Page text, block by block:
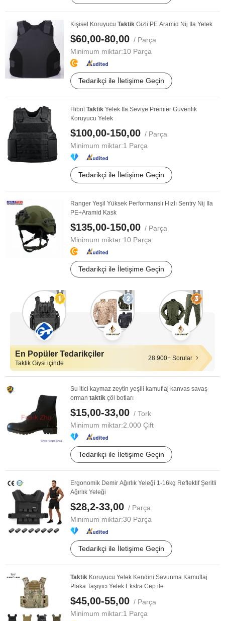
Kişisel Koruyucu Taktik Gizli PE Aramid Nij IIa Yelek
$60,00-80,00 / Parça
Minimum miktar:10 Parça
Tedarikçi ile İletişime Geçin
HibritTaktik Yelek IIa Seviye Premier Güvenlik
Koruyucu Yelek
$100,00-150,00 / Parça
Minimum miktar:1 Parça
Tedarikçi ile İletişime Geçin
Ranger Yeşil Yüksek Performanslı Hızlı Sentry Nij IIa
PE+Aramid Kask
$135,00-150,00 / Parça
Minimum miktar:10 Parça
Tedarikçi ile İletişime Geçin
En Popüler Tedarikçiler
Taktik Giysi içinde
28.900+ Sorular
Su itici kaymaz zeytin yeşili kamuflaj kanvas savaş
orman taktik çöl botları
$15,00-33,00 / Tork
Minimum miktar:2.000 Çift
Tedarikçi ile İletişime Geçin
Ergonomik Demir Ağırlık Yeleği 1-16kg Reflektif Şeritli
Ağırlık Yeleği
$28,2-33,00 / Parça
Minimum miktar:30 Parça
Tedarikçi ile İletişime Geçin
Taktik Koruyucu Yelek Kendini Savunma Kamuflaj
Plaka Taşıyıcı Yelek Ekstra Cep ile
$45,00-55,00 / Parça
Minimum miktar:1 Parça